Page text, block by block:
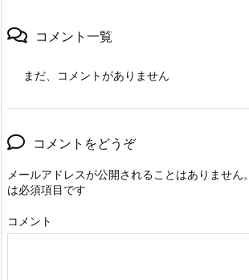
コメント一覧
まだ、コメントがありません
コメントをどうぞ
メールアドレスが公開されることはありません。
は必須項目です
コメント